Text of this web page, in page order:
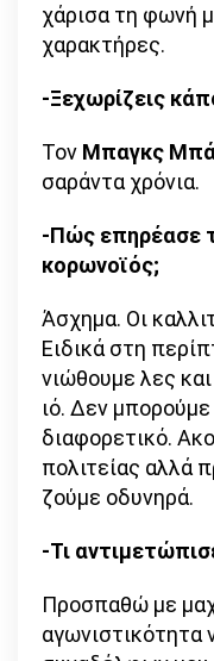
χάρισα τη φωνή
χαρακτήρες.
-Ξεχωρίζεις
Τον Μπαγκς
σαράντα χρόνια.
-Πώς επηρέασε
κορωνοϊός;
Άσχημα. Οι
Ειδικά στη
νιώθουμε λες
ιό. Δεν
διαφορετικό.
πολιτείας αλλά
ζούμε οδυνηρά.
-Τι
Προσπαθώ με